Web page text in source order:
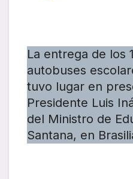
La entrega de los
autobuses
tuvo lugar en
Presidente Luis
del Ministro de
Santana, en